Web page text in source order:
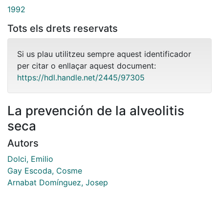
1992
Tots els drets reservats
Si us plau utilitzeu sempre aquest identificador
per citar o enllaçar aquest document:
https://hdl.handle.net/2445/97305
La prevención de la alveolitis
seca
Autors
Dolci, Emilio
Gay Escoda, Cosme
Arnabat Domínguez, Josep